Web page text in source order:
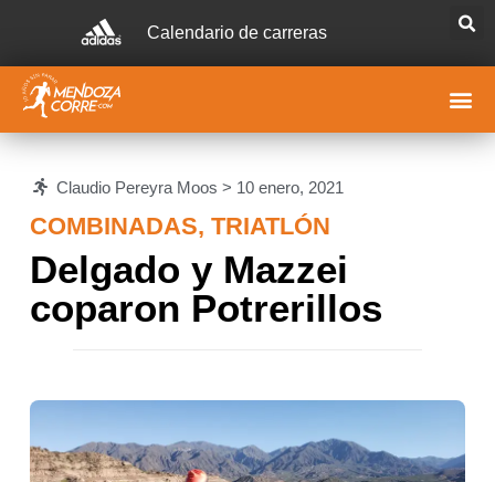
Calendario de carreras
Claudio Pereyra Moos > 10 enero, 2021
COMBINADAS, TRIATLÓN
Delgado y Mazzei
coparon Potrerillos